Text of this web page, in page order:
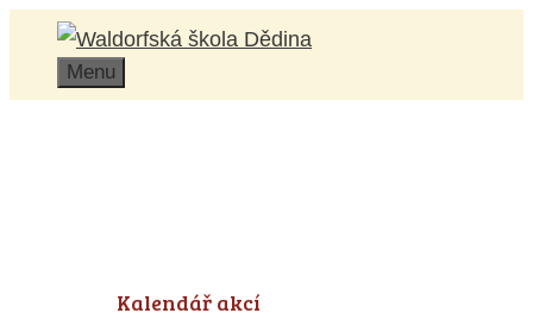
Přeskočit
obsah
Menu
Kalendář akcí